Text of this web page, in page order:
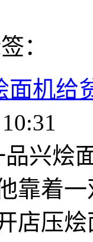
：
机给
品兴烩
靠着
店压